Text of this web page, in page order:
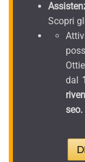
Scopri
dal
seo.